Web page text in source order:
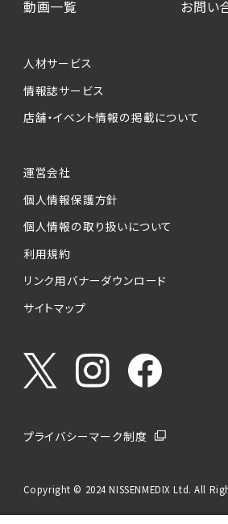
動画一覧
お問い
人材サービス
情報誌サービス
店舗・イベント情報の掲載について
運営会社
個人情報保護方針
個人情報の取り扱いについて
利用規約
リンク用バナーダウンロード
サイトマップ
プライバシーマーク制度
Copyright © 2024 NISSENMEDIX Ltd. All